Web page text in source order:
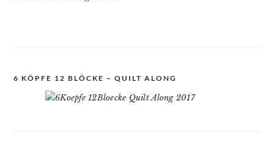
6 KÖPFE 12 BLÖCKE – QUILT ALONG